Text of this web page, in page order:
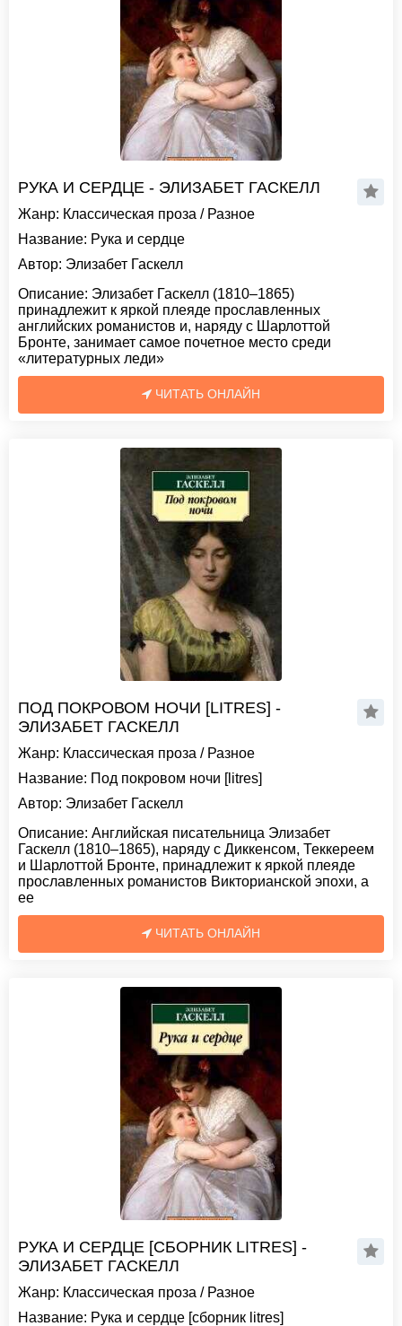
РУКА И СЕРДЦЕ - ЭЛИЗАБЕТ ГАСКЕЛЛ
Жанр: Классическая проза / Разное
Название: Рука и сердце
Автор: Элизабет Гаскелл
Описание: Элизабет Гаскелл (1810–1865)
принадлежит к яркой плеяде прославленных
английских романистов и, наряду с Шарлоттой
Бронте, занимает самое почетное место среди
«литературных леди»
ЧИТАТЬ ОНЛАЙН
ПОД ПОКРОВОМ НОЧИ [LITRES] -
ЭЛИЗАБЕТ ГАСКЕЛЛ
Жанр: Классическая проза / Разное
Название: Под покровом ночи [litres]
Автор: Элизабет Гаскелл
Описание: Английская писательница Элизабет
Гаскелл (1810–1865), наряду с Диккенсом, Теккереем
и Шарлоттой Бронте, принадлежит к яркой плеяде
прославленных романистов Викторианской эпохи, а
ее
ЧИТАТЬ ОНЛАЙН
РУКА И СЕРДЦЕ [СБОРНИК LITRES] -
ЭЛИЗАБЕТ ГАСКЕЛЛ
Жанр: Классическая проза / Разное
Название: Рука и сердце [сборник litres]